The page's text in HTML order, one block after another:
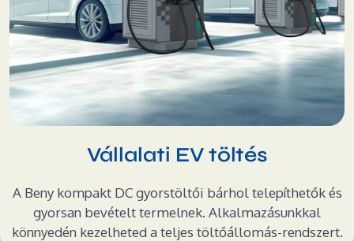
Vállalati EV töltés
A Beny kompakt DC gyorstöltői bárhol telepíthetők és
gyorsan bevételt termelnek. Alkalmazásunkkal
könnyedén kezelheted a teljes töltőállomás-rendszert.